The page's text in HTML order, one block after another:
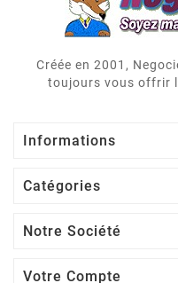
Créée en 2001,
toujours vous offrir
Informations
Catégories
Notre Société
Votre Compte